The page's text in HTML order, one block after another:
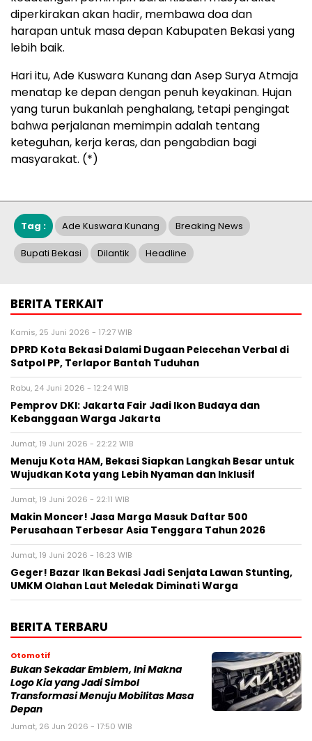
diperkirakan akan hadir, membawa doa dan
harapan untuk masa depan Kabupaten Bekasi yang
lebih baik.
Hari itu, Ade Kuswara Kunang dan Asep Surya Atmaja
menatap ke depan dengan penuh keyakinan. Hujan
yang turun bukanlah penghalang, tetapi pengingat
bahwa perjalanan memimpin adalah tentang
keteguhan, kerja keras, dan pengabdian bagi
masyarakat. (*)
Tag : Ade Kuswara Kunang Breaking News
Bupati Bekasi Dilantik Headline
BERITA TERKAIT
Kamis, 25 Juni 2026 - 17:27 WIB
DPRD Kota Bekasi Dalami Dugaan Pelecehan Verbal di
Satpol PP, Terlapor Bantah Tuduhan
Rabu, 24 Juni 2026 - 12:24 WIB
Pemprov DKI: Jakarta Fair Jadi Ikon Budaya dan
Kebanggaan Warga Jakarta
Jumat, 19 Juni 2026 - 22:22 WIB
Menuju Kota HAM, Bekasi Siapkan Langkah Besar untuk
Wujudkan Kota yang Lebih Nyaman dan Inklusif
Jumat, 19 Juni 2026 - 22:11 WIB
Makin Moncer! Jasa Marga Masuk Daftar 500
Perusahaan Terbesar Asia Tenggara Tahun 2026
Jumat, 19 Juni 2026 - 16:23 WIB
Geger! Bazar Ikan Bekasi Jadi Senjata Lawan Stunting,
UMKM Olahan Laut Meledak Diminati Warga
BERITA TERBARU
Otomotif
Bukan Sekadar Emblem, Ini Makna
Logo Kia yang Jadi Simbol
Transformasi Menuju Mobilitas Masa
Depan
Jumat, 26 Jun 2026 - 17:50 WIB